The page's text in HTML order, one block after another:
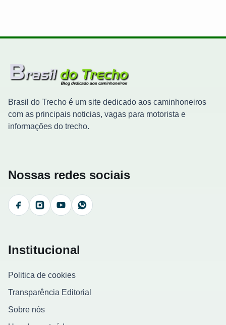
Brasil do Trecho é um site dedicado aos caminhoneiros
com as principais noticias, vagas para motorista e
informações do trecho.
Nossas redes sociais
FacebookInstagramYouTubeWhatsApp
Institucional
Politica de cookies
Transparência Editorial
Sobre nós